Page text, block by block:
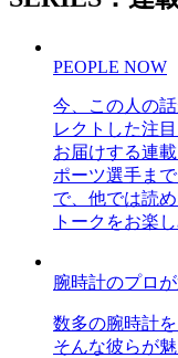
PEOPLE NOW
今、この人の
レクトした注
お届けする連
ポーツ選手ま
で、他では読
トークをお楽
腕時計のプロ
数多の腕時計
そんな彼らが